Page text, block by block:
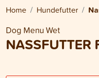
Home Hundefutter
Dog Menu Wet
NASSFUTTER